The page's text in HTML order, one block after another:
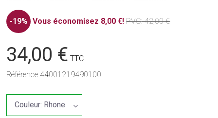
-19% Vous économisez 8,00 €! PVC: 42,00 €
34,00 € TTC
Référence 44001219490100